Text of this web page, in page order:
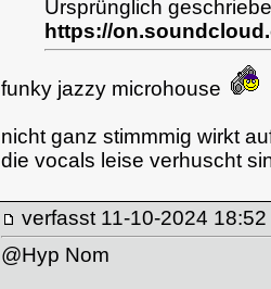
Ursprünglich
https://
funky jazzy microhouse
nicht ganz stimmmig wirkt
die vocals leise verhuscht
verfasst 11-10-2024 18:52
@Hyp Nom